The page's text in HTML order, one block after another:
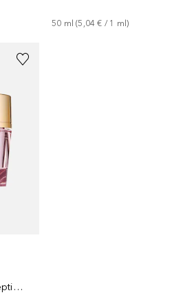
50 ml (5,04 € / 1 ml)
Multi-Effect Night Tri-Peptide Face And Neck Cream